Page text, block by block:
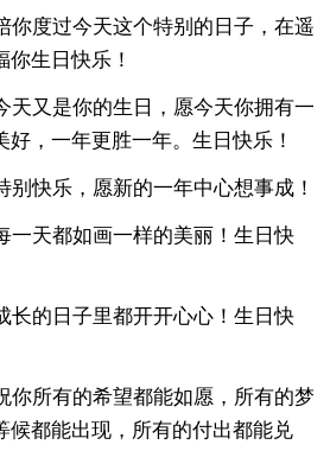
你度过今天这个特别的日子，在遥
生日快乐！
天又是你的生日，愿今天你拥有一
，一年更胜一年。生日快乐！
别快乐，愿新的一年中心想事成！
一天都如画一样的美丽！生日快
长的日子里都开开心心！生日快
你所有的希望都能如愿，所有的梦
候都能出现，所有的付出都能兑